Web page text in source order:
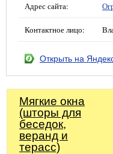
Адрес сайта:
Контактное лицо:
Открыть на
Мягкие окна
(шторы для
беседок,
веранд и
терасс)